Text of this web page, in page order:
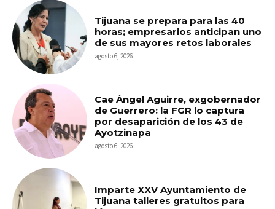
Tijuana se prepara para las 40
horas; empresarios anticipan uno
de sus mayores retos laborales
agosto 6, 2026
Cae Ángel Aguirre, exgobernador
de Guerrero: la FGR lo captura
por desaparición de los 43 de
Ayotzinapa
agosto 6, 2026
Imparte XXV Ayuntamiento de
Tijuana talleres gratuitos para